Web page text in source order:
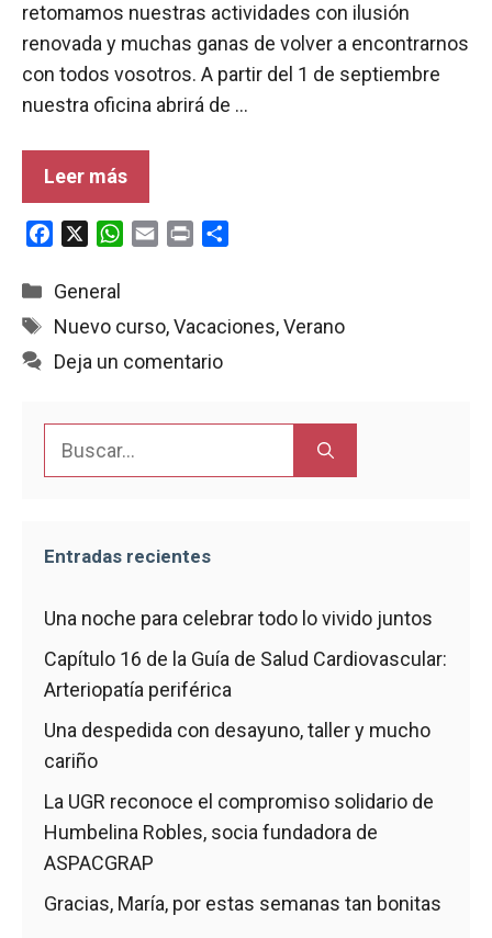
retomamos nuestras actividades con ilusión
renovada y muchas ganas de volver a encontrarnos
con todos vosotros. A partir del 1 de septiembre
nuestra oficina abrirá de …
Leer más
c
b
o
W
s
A
l
t
a
Categorías
General
Etiquetas
Nuevo curso,Vacaciones,Verano
Deja un comentario
Entradas recientes
Una noche para celebrar todo lo vivido juntos
Capítulo 16 de la Guía de Salud Cardiovascular:
Arteriopatía periférica
Una despedida con desayuno, taller y mucho
cariño
La UGR reconoce el compromiso solidario de
Humbelina Robles, socia fundadora de
ASPACGRAP
Gracias, María, por estas semanas tan bonitas